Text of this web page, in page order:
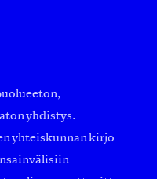
yhdistys.
yhteiskunnan kirjo